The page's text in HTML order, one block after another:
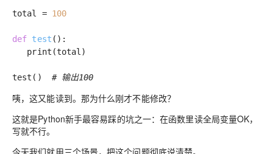
total = 100
def test () :
print(total)
test() # 输出100
咦，这又能读到。那为什么刚才不能修改？
这就是Python新手最容易踩的坑之一：在函数里读全局变量OK，
写就不行。
今天我们就用三个场景，把这个问题彻底说清楚。